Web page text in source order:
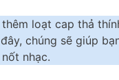
loạt cap thả
chúng sẽ giúp
nhạc.